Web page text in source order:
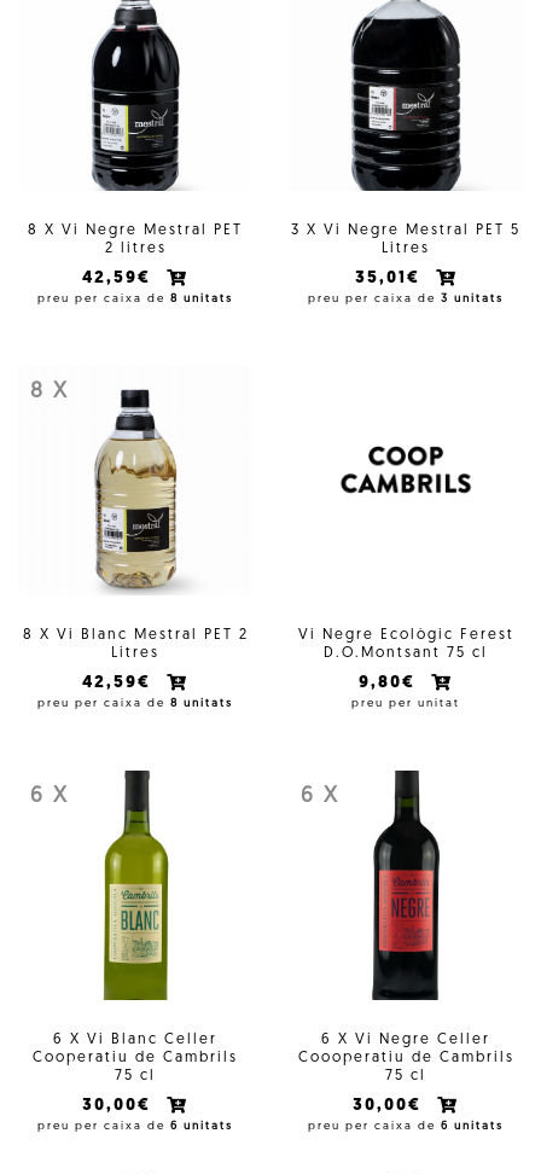
8 X Vi Negre Mestral PET
2 litres
42,59€
preu per caixa de 8 unitats
3 X Vi Negre Mestral PET 5
Litres
35,01€
preu per caixa de 3 unitats
8 X
8 X Vi Blanc Mestral PET 2
Litres
42,59€
preu per caixa de 8 unitats
Vi Negre Ecològic Ferest
D.O.Montsant 75 cl
9,80€
preu per unitat
6 X
6 X Vi Blanc Celler
Cooperatiu de Cambrils
75 cl
30,00€
preu per caixa de 6 unitats
6 X
6 X Vi Negre Celler
Coooperatiu de Cambrils
75 cl
30,00€
preu per caixa de 6 unitats